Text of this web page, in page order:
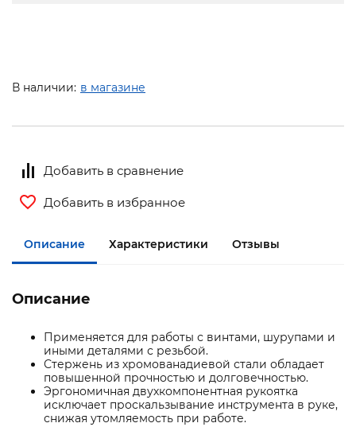
В наличии: в магазине
Добавить в сравнение
Добавить в избранное
Описание Характеристики Отзывы
Описание
Применяется для работы с винтами, шурупами и
иными деталями с резьбой.
Стержень из хромованадиевой стали обладает
повышенной прочностью и долговечностью.
Эргономичная двухкомпонентная рукоятка
исключает проскальзывание инструмента в руке,
снижая утомляемость при работе.